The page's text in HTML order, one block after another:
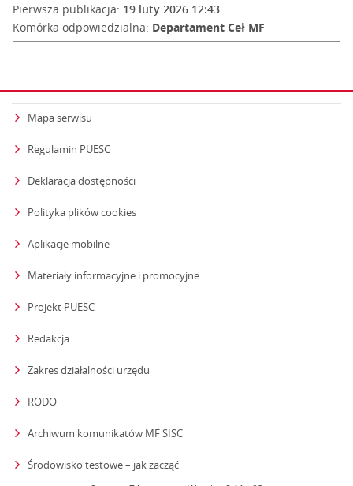
Pierwsza publikacja: 19 luty 2026 12:43
Komórka odpowiedzialna: Departament Ceł MF
Mapa serwisu
Regulamin PUESC
Deklaracja dostępności
Polityka plików cookies
Aplikacje mobilne
Materiały informacyjne i promocyjne
Projekt PUESC
Redakcja
Zakres działalności urzędu
RODO
Archiwum komunikatów MF SISC
Środowisko testowe – jak zacząćstrona otwiera się w nowym oknie